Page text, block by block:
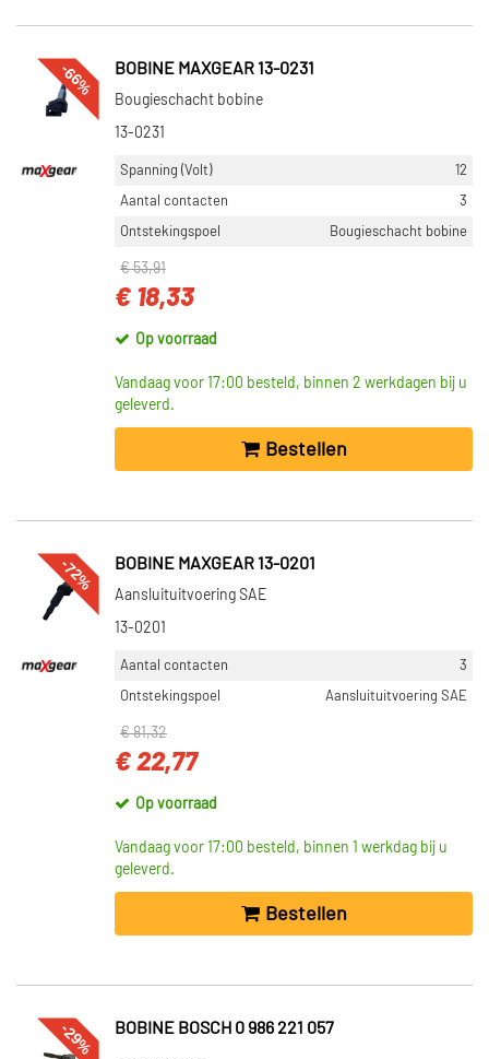
-66% BOBINE MAXGEAR 13-0231
Bougieschacht bobine
13-0231
Spanning (Volt)
12
Aantal contacten
3
Ontstekingspoel
Bougieschacht bobine
€ 53,91
€ 18,33
Op voorraad
Vandaag voor 17:00 besteld, binnen 2 werkdagen bij u
geleverd.
Bestellen
-72% BOBINE MAXGEAR 13-0201
Aansluituitvoering SAE
13-0201
Aantal contacten
3
Ontstekingspoel
Aansluituitvoering SAE
€ 81,32
€ 22,77
Op voorraad
Vandaag voor 17:00 besteld, binnen 1 werkdag bij u
geleverd.
Bestellen
-29% BOBINE BOSCH 0 986 221 057